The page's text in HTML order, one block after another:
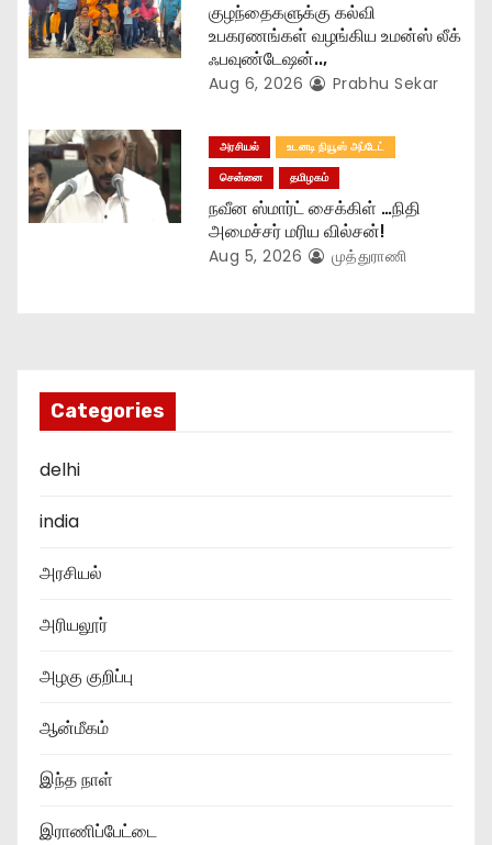
குழந்தைகளுக்கு கல்வி
உபகரணங்கள் வழங்கிய உமன்ஸ் லீக்
ஃபவுண்டேஷன்..,
Aug 6, 2026 Prabhu Sekar
அரசியல்
உடனடி நியூஸ் அப்டேட்
சென்னை
தமிழகம்
நவீன ஸ்மார்ட் சைக்கிள் …நிதி
அமைச்சர் மரிய வில்சன்!
Aug 5, 2026 முத்துராணி
Categories
delhi
india
அரசியல்
அரியலூர்
அழகு குறிப்பு
ஆன்மீகம்
இந்த நாள்
இராணிப்பேட்டை